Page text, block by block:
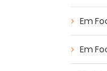
Em
Em